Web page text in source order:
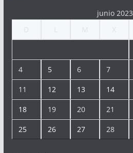
junio 2023
4 5 6 7
11 12 13 14
18 19 20 21
25 26 27 28